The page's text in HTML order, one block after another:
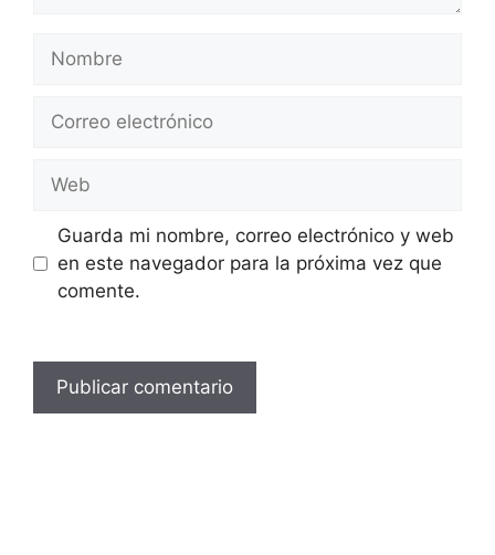
Nombre
Correo
Web
Guarda mi nombre, correo electrónico y web
en este navegador para la próxima vez que
comente.